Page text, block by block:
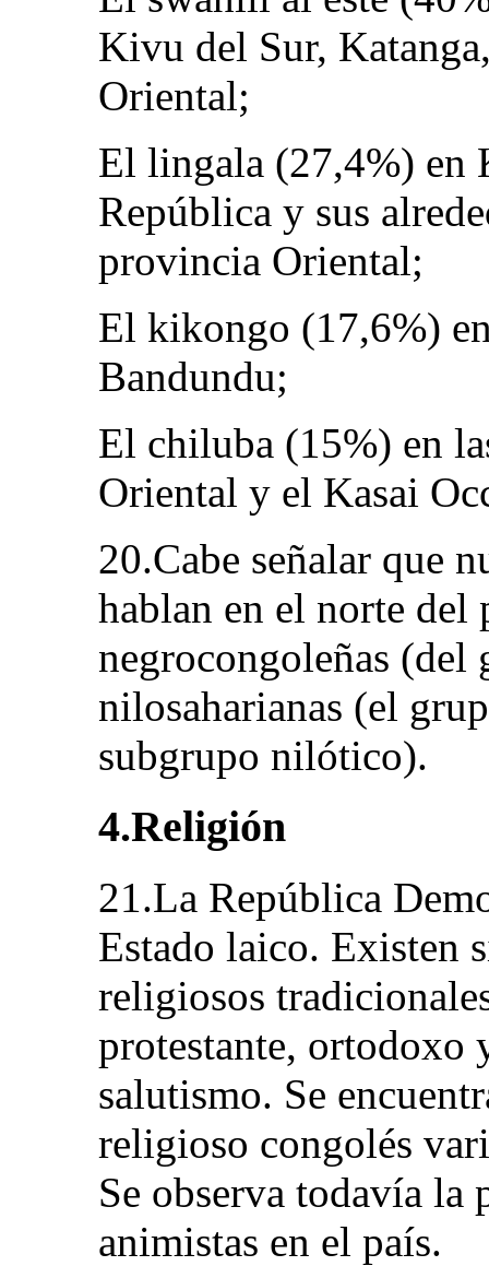
Kivu del Sur,
Oriental;
El lingala (27,4%) en
República y sus
provincia Oriental;
El kikongo (17,6%)
Bandundu;
El chiluba (15%) en
Oriental y el Kasai
20.Cabe señalar que
hablan en el norte del
negrocongoleñas
nilosaharianas (el
subgrupo nilótico).
4.Religión
21.La República
Estado laico. Existen
religiosos
protestante, ortodoxo
salutismo. Se
religioso congolés
Se observa todavía la
animistas en el país.